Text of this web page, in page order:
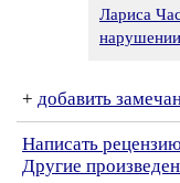
Лариса
нарушении
+ добавить
Написать рецензию
Другие